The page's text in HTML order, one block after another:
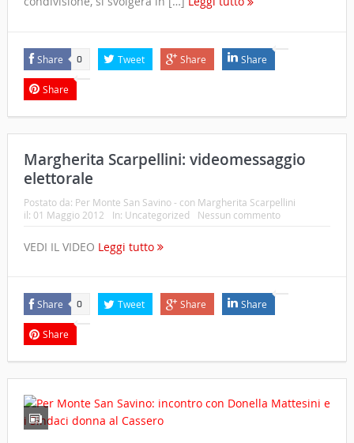
Share 0 Tweet Share Share
Share
Margherita Scarpellini: videomessaggio
elettorale
Postato da: Per Monte San Savino - con Margherita Scarpellini
il: 01 Maggio 2012 In: Uncategorized Nessun commento
VEDI IL VIDEO Leggi tutto
Share 0 Tweet Share Share
Share